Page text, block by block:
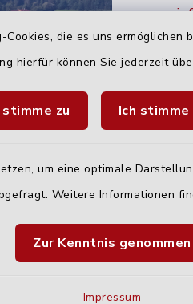
die es uns
hierfür können Sie jederzeit
stimme zu Ich
um eine optimale
Weitere Informationen
Zur Kenntnis genommen
Impressum